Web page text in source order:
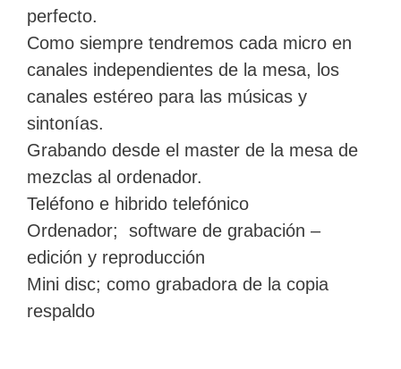
perfecto.
Como siempre tendremos cada micro en
canales independientes de la mesa, los
canales estéreo para las músicas y
sintonías.
Grabando desde el master de la mesa de
mezclas al ordenador.
Teléfono e hibrido telefónico
Ordenador; software de grabación –
edición y reproducción
Mini disc; como grabadora de la copia
respaldo